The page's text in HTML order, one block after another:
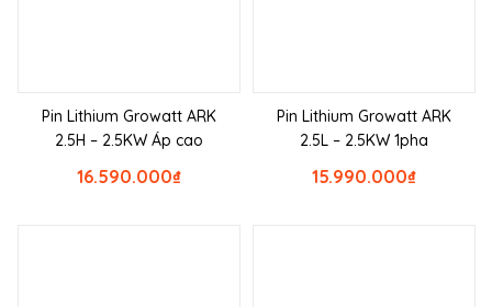
Pin Lithium Growatt ARK
2.5H – 2.5KW Áp cao
₫
16.590.000
Pin Lithium Growatt ARK
2.5L – 2.5KW 1pha
₫
15.990.000